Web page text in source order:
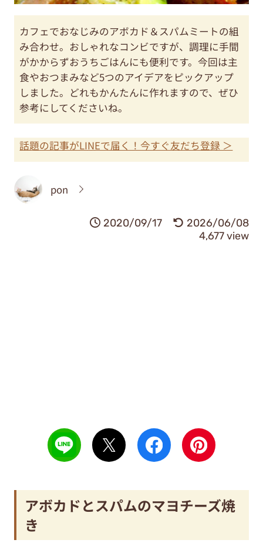
カフェでおなじみのアボカド＆スパムミートの組
み合わせ。おしゃれなコンビですが、調理に手間
がかからずおうちごはんにも便利です。今回は主
食やおつまみなど5つのアイデアをピックアップ
しました。どれもかんたんに作れますので、ぜひ
参考にしてくださいね。
話題の記事がLINEで届く！今すぐ友だち登録 ＞
pon
2020/09/17
2026/06/08
4,677 view
アボカドとスパムのマヨチーズ焼
き